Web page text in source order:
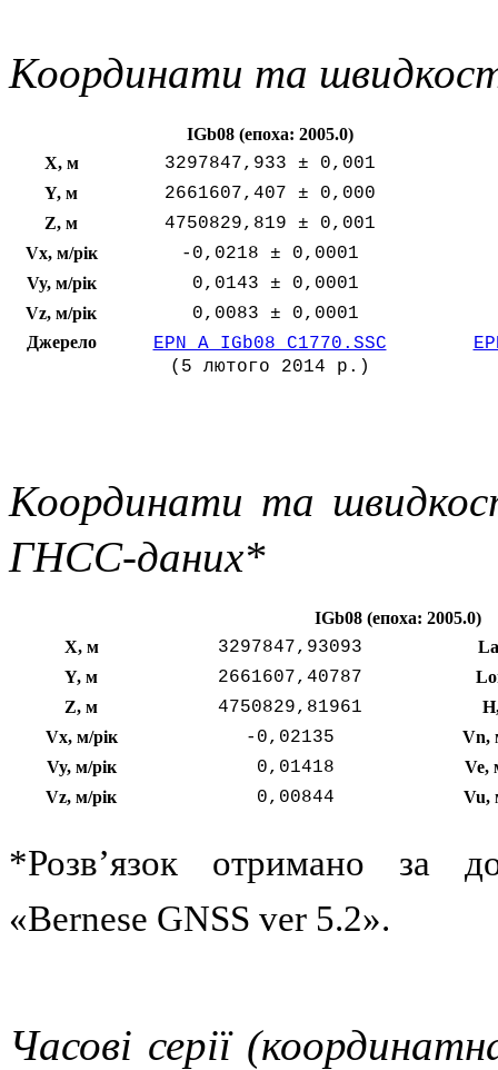
Координати та
IGb08 (епоха: 2005.0)
X, м
3297847,933 ± 0,001
Y, м 2661607,407 ± 0,000
Z, м 4750829,819 ± 0,001
Vx, м/рік -0,0218 ± 0,0001
Vy, м/рік 0,0143 ± 0,0001
Vz, м/рік 0,0083 ± 0,0001
Джерело
EPN_A_IGb08_C1770.SSC
(5 лютого 2014 р.)
Координати та
ГНСС-даних*
IGb08 (епоха: 2005.0)
X, м
3297847,93093
Y, м
2661607,40787
Z, м
4750829,81961
Vx, м/рік
-0,02135
Vn,
Vy, м/рік
0,01418
Ve,
Vz, м/рік
0,00844 Vu,
*Розв’язок отримано за
«Bernese GNSS ver 5.2».
Часові серії